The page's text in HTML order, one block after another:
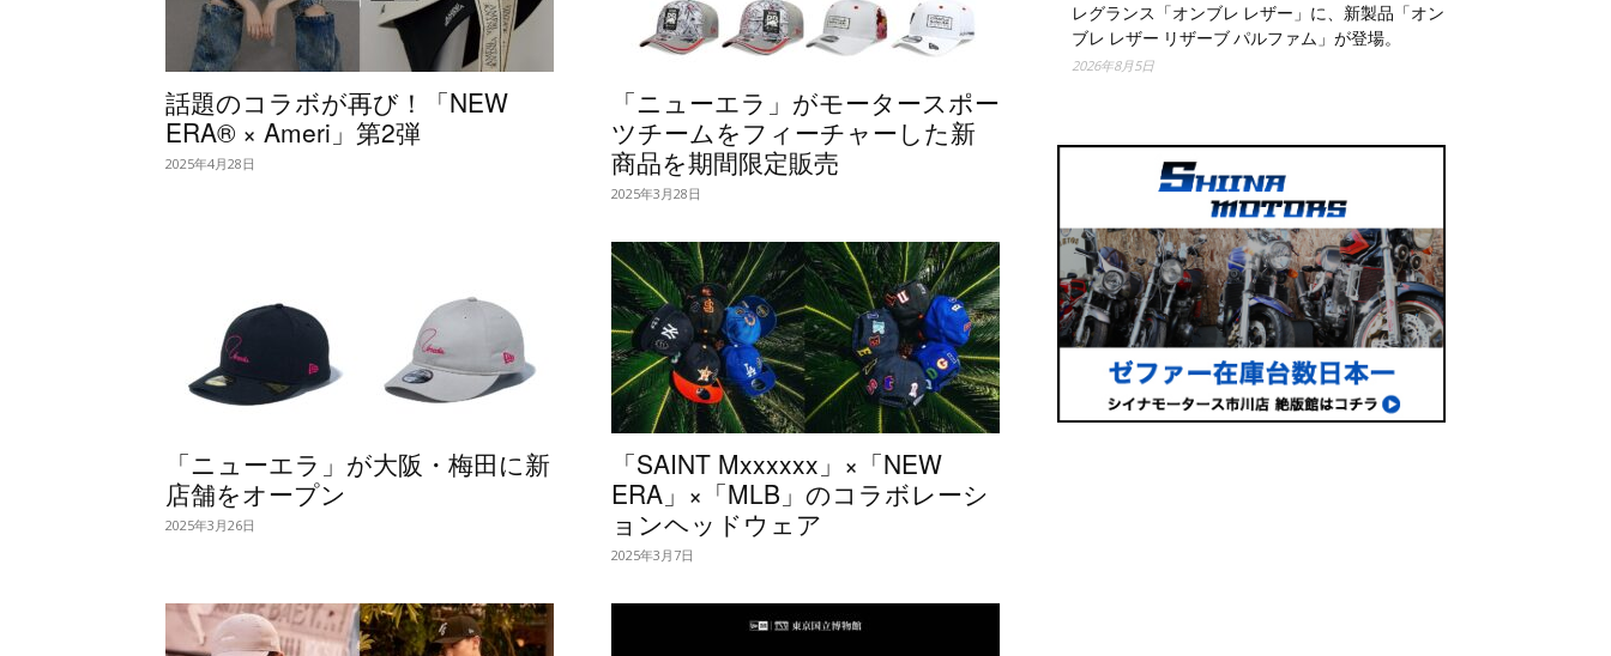
話題のコラボが再び！「NEW
ERA® × Ameri」第2弾
2025年4月28日
「ニューエラ」がモータースポー
ツチームをフィーチャーした新
商品を期間限定販売
2025年3月28日
「ニューエラ」が大阪・梅田に新
店舗をオープン
2025年3月26日
「SAINT Mxxxxxx」×「NEW
ERA」×「MLB」のコラボレーシ
ョンヘッドウェア
2025年3月7日
レグランス「オンブレ レザー」に、新製品「オン
ブレ レザー リザーブ パルファム」が登場。
2026年8月5日